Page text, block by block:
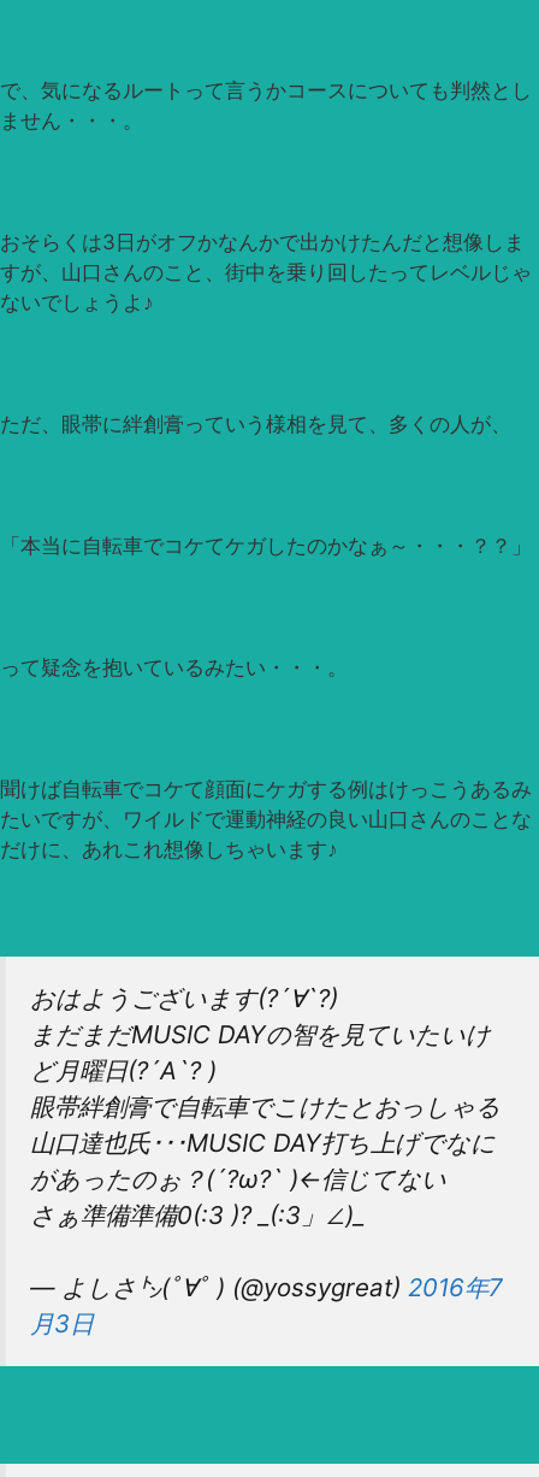
で、気になるルートって言うかコースについても判然とし
ません・・・。
おそらくは3日がオフかなんかで出かけたんだと想像しま
すが、山口さんのこと、街中を乗り回したってレベルじゃ
ないでしょうよ♪
ただ、眼帯に絆創膏っていう様相を見て、多くの人が、
「本当に自転車でコケてケガしたのかなぁ～・・・？？」
って疑念を抱いているみたい・・・。
聞けば自転車でコケて顔面にケガする例はけっこうあるみ
たいですが、ワイルドで運動神経の良い山口さんのことな
だけに、あれこれ想像しちゃいます♪
おはようございます(?´∀`?)
まだまだMUSIC DAYの智を見ていたいけ
ど月曜日(?´A`? )
眼帯絆創膏で自転車でこけたとおっしゃる
山口達也氏･･･MUSIC DAY打ち上げでなに
があったのぉ？(´?ω?` )←信じてない
さぁ準備準備0(:3 )? _(:3」∠)_
— よしさ㌧(ﾟ∀ﾟ ) (@yossygreat) 2016年7
月3日